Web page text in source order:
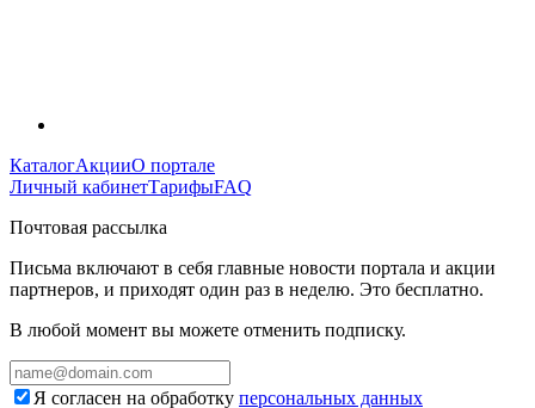
КаталогАкцииО портале
Личный кабинетТарифыFAQ
Почтовая рассылка
Письма включают в себя главные новости портала и акции
партнеров, и приходят один раз в неделю. Это бесплатно.
В любой момент вы можете отменить подписку.
Я согласен на обработку персональных данных